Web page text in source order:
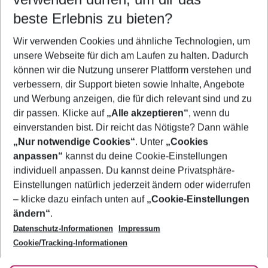
5-8 Nächte
2 Erwachsene Keine Kinder
Mehr Filter anzeigen
Footer
Footer navigation
Über uns
AGB
Bestpreisgarantie
Cookie-Einstellungen ändern
Cookie-Richtlinie
Agenturbetreuung
Barrierefreies Reisen
Folge uns
beste Erlebnis zu bieten?
Wir verwenden Cookies und ähnliche Technologien, um
unsere Webseite für dich am Laufen zu halten. Dadurch
können wir die Nutzung unserer Plattform verstehen und
verbessern, dir Support bieten sowie Inhalte, Angebote
und Werbung anzeigen, die für dich relevant sind und zu
dir passen. Klicke auf „Alle akzeptieren“, wenn du
einverstanden bist. Dir reicht das Nötigste? Dann wähle
„Nur notwendige Cookies“. Unter „Cookies
anpassen“ kannst du deine Cookie-Einstellungen
individuell anpassen. Du kannst deine Privatsphäre-
Einstellungen natürlich jederzeit ändern oder widerrufen
– klicke dazu einfach unten auf „Cookie-Einstellungen
ändern“.
Datenschutz-Informationen
Impressum
Cookie/Tracking-Informationen